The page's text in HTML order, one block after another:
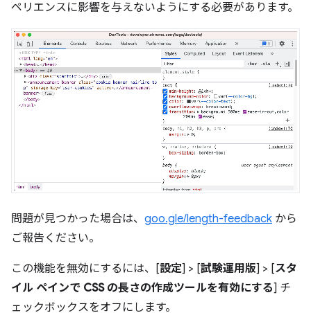
ペリエンスに影響を与えないようにする必要があります。
問題が見つかった場合は、 goo.gle/length-feedback から
ご報告ください。
この機能を無効にするには、[設定] > [試験運用版] > [スタ
イル ペインで CSS の長さの作成ツールを有効にする] チ
ェックボックスをオフにします。